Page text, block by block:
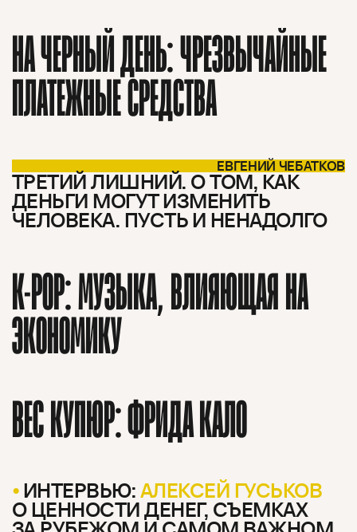
НА ЧЕРНЫЙ ДЕНЬ: ЧРЕЗВЫЧАЙНЫЕ
ПЛАТЕЖНЫЕ СРЕДСТВА
ЕВГЕНИЙ ЧЕБАТКОВ
ТРЕТИЙ ЛИШНИЙ. О ТОМ, КАК
ДЕНЬГИ МОГУТ ИЗМЕНИТЬ
ЧЕЛОВЕКА. ПУСТЬ И НЕНАДОЛГО
K-POP: МУЗЫКА, ВЛИЯЮЩАЯ НА
ЭКОНОМИКУ
ВЕС КУПЮР: ФРИДА КАЛО
ИНТЕРВЬЮ:АЛЕКСЕЙ ГУСЬКОВ
О ЦЕННОСТИ ДЕНЕГ, СЪЕМКАХ
О проекте ЧТИВО ДОМ Рекламодателям